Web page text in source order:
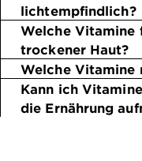
lichtempfindlich?
Welche Vitamine
trockener Haut?
Welche Vitamine
Kann ich
die Ernährung